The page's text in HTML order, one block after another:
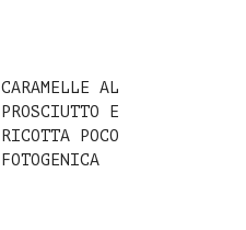
CARAMELLE AL
PROSCIUTTO E
RICOTTA POCO
FOTOGENICA